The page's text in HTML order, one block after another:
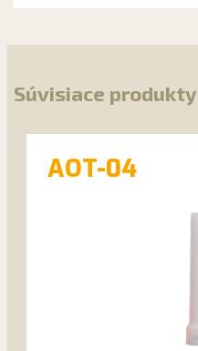
Súvisiace produkty
AOT-04